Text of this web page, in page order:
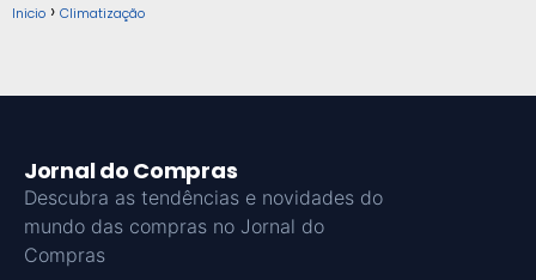
Inicio Climatização
Jornal do Compras
Descubra as tendências e novidades do
mundo das compras no Jornal do
Compras